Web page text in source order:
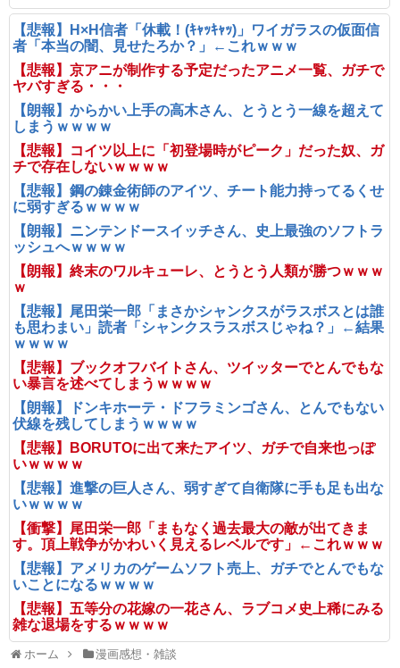
【悲報】H×H信者「休載！(ｷｬｯｷｬｯ)」ワイガラスの仮面信
者「本当の闇、見せたろか？」←これｗｗｗ
【悲報】京アニが制作する予定だったアニメ一覧、ガチで
ヤバすぎる・・・
【朗報】からかい上手の高木さん、とうとう一線を超えて
しまうｗｗｗｗ
【悲報】コイツ以上に「初登場時がピーク」だった奴、ガ
チで存在しないｗｗｗｗ
【悲報】鋼の錬金術師のアイツ、チート能力持ってるくせ
に弱すぎるｗｗｗｗ
【朗報】ニンテンドースイッチさん、史上最強のソフトラ
ッシュへｗｗｗｗ
【朗報】終末のワルキューレ、とうとう人類が勝つｗｗｗ
ｗ
【悲報】尾田栄一郎「まさかシャンクスがラスボスとは誰
も思わまい」読者「シャンクスラスボスじゃね？」←結果
ｗｗｗｗ
【悲報】ブックオフバイトさん、ツイッターでとんでもな
い暴言を述べてしまうｗｗｗｗ
【朗報】ドンキホーテ・ドフラミンゴさん、とんでもない
伏線を残してしまうｗｗｗｗ
【悲報】BORUTOに出て来たアイツ、ガチで自来也っぽ
いｗｗｗｗ
【悲報】進撃の巨人さん、弱すぎて自衛隊に手も足も出な
いｗｗｗｗ
【衝撃】尾田栄一郎「まもなく過去最大の敵が出てきま
す。頂上戦争がかわいく見えるレベルです」←これｗｗｗ
【悲報】アメリカのゲームソフト売上、ガチでとんでもな
いことになるｗｗｗｗ
【悲報】五等分の花嫁の一花さん、ラブコメ史上稀にみる
雑な退場をするｗｗｗｗ
ホーム 漫画感想・雑談